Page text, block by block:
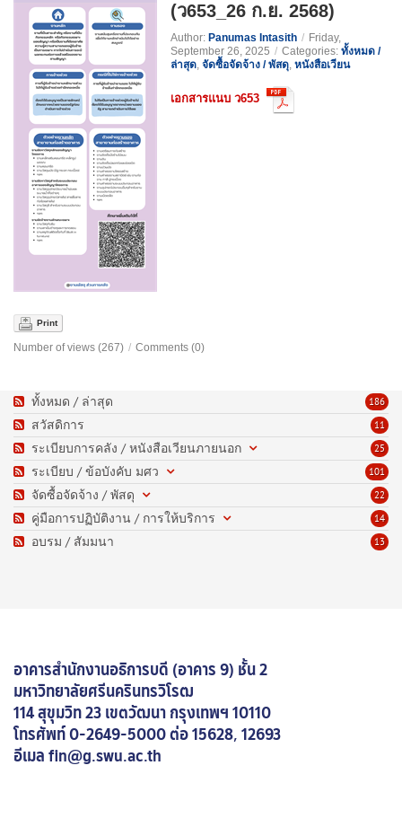
(ว653_26 ก.ย. 2568)
Author: Panumas Intasith / Friday,
September 26, 2025 / Categories: ทั้งหมด /
ล่าสุด, จัดซื้อจัดจ้าง / พัสดุ, หนังสือเวียน
เอกสารแนบ ว653
Print
Number of views (267) / Comments (0)
186
ทั้งหมด / ล่าสุด
11
สวัสดิการ
25
ระเบียบการคลัง / หนังสือเวียนภายนอก
101
ระเบียบ / ข้อบังคับ มศว
22
จัดซื้อจัดจ้าง / พัสดุ
14
คู่มือการปฏิบัติงาน / การให้บริการ
13
อบรม / สัมมนา
อาคารสำนักงานอธิการบดี (อาคาร 9) ชั้น 2
มหาวิทยาลัยศรีนครินทรวิโรฒ
114 สุขุมวิท 23 เขตวัฒนา กรุงเทพฯ 10110
โทรศัพท์0-2649-5000 ต่อ 15628, 12693
อีเมล fin@g.swu.ac.th